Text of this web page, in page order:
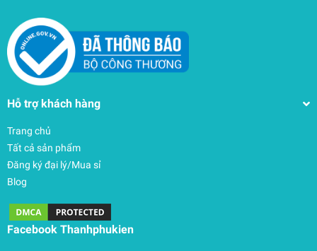
Hỗ trợ khách hàng
Trang chủ
Tất cả sản phẩm
Đăng ký đại lý/Mua sỉ
Blog
Facebook Thanhphukien
Bọc silicon có quai đeo cho Marshall Stockwell 2
300.000₫
undefined